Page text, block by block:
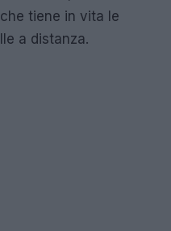
tiene in vita le
a distanza.